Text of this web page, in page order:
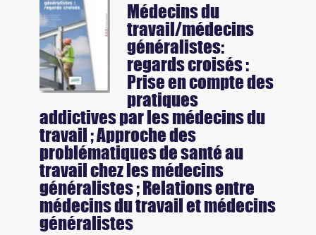
Médecins du
travail/médecins
généralistes:
regards croisés :
Prise en compte des
pratiques
addictives par les médecins du
travail ; Approche des
problématiques de santé au
travail chez les médecins
généralistes ; Relations entre
médecins du travail et médecins
généralistes